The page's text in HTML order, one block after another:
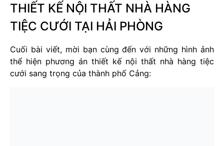
THIẾT KẾ NỘI THẤT NHÀ HÀNG
TIỆC CƯỚI TẠI HẢI PHÒNG
Cuối bài viết, mời bạn cùng đến với những hình ảnh
thể hiện phương án thiết kế nội thất nhà hàng tiệc
cưới sang trọng của thành phố Cảng: